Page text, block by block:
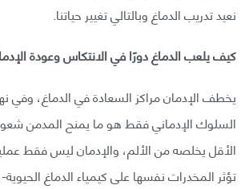
نعيد تدريب الدماغ وبالتالي تغيير حياتنا.
كيف يلعب الدماغ دورًا في الانتكاس وعودة
يخطف الإدمان مراكز السعادة في الدماغ، وفي
السلوك الإدماني فقط هو ما يمنح المدمن
الأقل يخلصه من الألم، والإدمان ليس فقط
تؤثر المخدرات نفسها على كيمياء الدماغ